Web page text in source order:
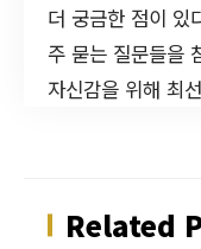
더 궁금한 점이 있
주 묻는 질문들을
자신감을 위해 최
Related